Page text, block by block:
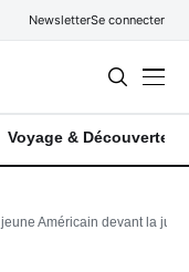
NewsletterSe connecter
Voyage & Découverte
Américain devant la